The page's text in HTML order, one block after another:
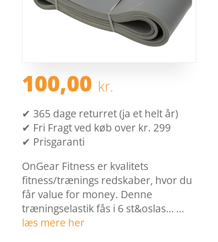
100,00 kr.
✔ 365 dage returret (ja et helt år)
✔ Fri Fragt ved køb over kr. 299
✔ Prisgaranti
OnGear Fitness er kvalitets
fitness/trænings redskaber, hvor du
får value for money. Denne
træningselastik fås i 6 st&oslas… …
læs mere her